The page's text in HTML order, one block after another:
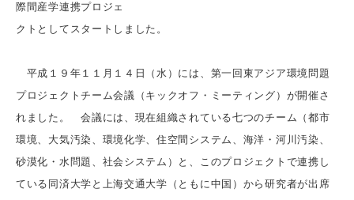
際間産学連携プロジェ
クトとしてスタートしました。
平成１９年１１月１４日（水）には、第一回東アジア環境問題
プロジェクトチーム会議（キックオフ・ミーティング）が開催さ
れました。 会議には、現在組織されている七つのチーム（都市
環境、大気汚染、環境化学、住空間システム、海洋・河川汚染、
砂漠化・水問題、社会システム）と、このプロジェクトで連携し
ている同済大学と上海交通大学（ともに中国）から研究者が出席